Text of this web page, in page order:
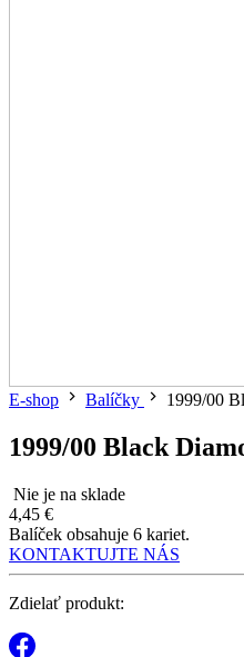
E-shop Balíčky 1999/00
1999/00 Black
Nie je na sklade
4,45 €
Balíček obsahuje 6 kariet.
KONTAKTUJTE NÁS
Zdielať produkt: